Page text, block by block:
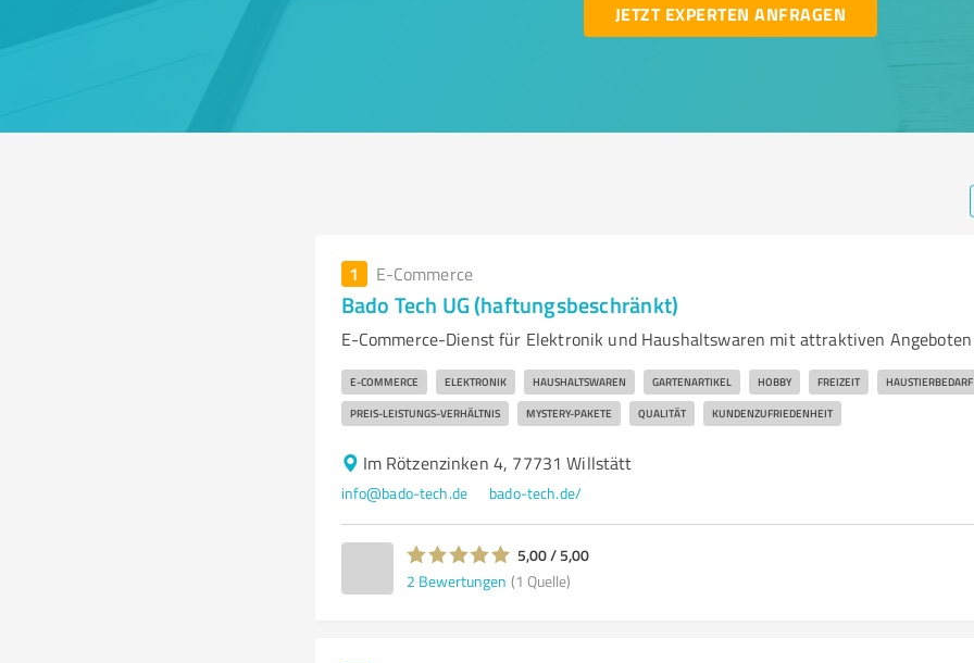
JETZT EXPERTEN ANFRAGEN
1 E-Commerce
Bado Tech UG (haftungsbeschränkt)
E-Commerce-Dienst für Elektronik und Haushaltswaren mit attraktiven Angeboten
E-COMMERCE ELEKTRONIK HAUSHALTSWAREN GARTENARTIKEL HOBBY FREIZEIT HAUSTIERBEDARF
PREIS-LEISTUNGS-VERHÄLTNIS MYSTERY-PAKETE QUALITÄT KUNDENZUFRIEDENHEIT
Im Rötzenzinken 4, 77731 Willstätt
info@bado-tech.de bado-tech.de/
5,00 / 5,00
2 Bewertungen (1 Quelle)